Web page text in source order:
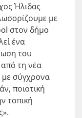
Ήλιδας
με
στον δήμο
ένα
του
τη νέα
με σύγχρονα
ποιοτική
τοπική